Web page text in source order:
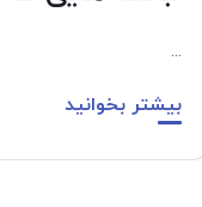
...
بیشتر بخوانید